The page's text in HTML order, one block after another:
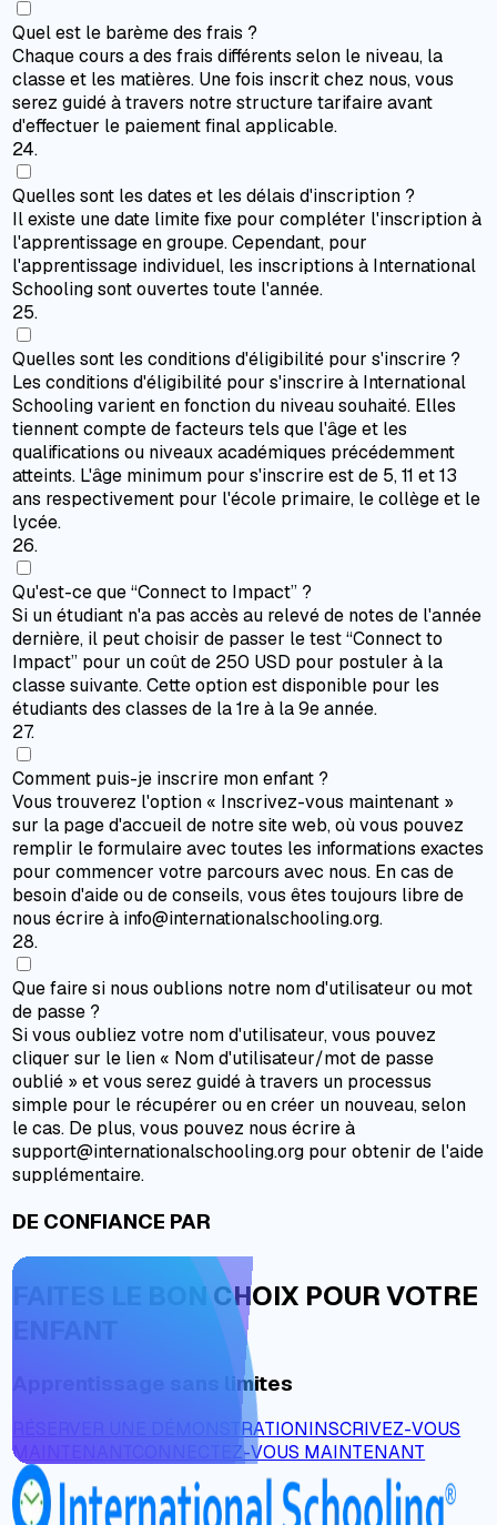
Quel est le barème des frais ?
Chaque cours a des frais différents selon le niveau, la
classe et les matières. Une fois inscrit chez nous, vous
serez guidé à travers notre structure tarifaire avant
d'effectuer le paiement final applicable.
24.
Quelles sont les dates et les délais d'inscription ?
Il existe une date limite fixe pour compléter l'inscription à
l'apprentissage en groupe. Cependant, pour
l'apprentissage individuel, les inscriptions à International
Schooling sont ouvertes toute l'année.
25.
Quelles sont les conditions d'éligibilité pour s'inscrire ?
Les conditions d'éligibilité pour s'inscrire à International
Schooling varient en fonction du niveau souhaité. Elles
tiennent compte de facteurs tels que l'âge et les
qualifications ou niveaux académiques précédemment
atteints. L'âge minimum pour s'inscrire est de 5, 11 et 13
ans respectivement pour l'école primaire, le collège et le
lycée.
26.
Qu'est-ce que “Connect to Impact” ?
Si un étudiant n'a pas accès au relevé de notes de l'année
dernière, il peut choisir de passer le test “Connect to
Impact” pour un coût de 250 USD pour postuler à la
classe suivante. Cette option est disponible pour les
étudiants des classes de la 1re à la 9e année.
27.
Comment puis-je inscrire mon enfant ?
Vous trouverez l'option « Inscrivez-vous maintenant »
sur la page d'accueil de notre site web, où vous pouvez
remplir le formulaire avec toutes les informations exactes
pour commencer votre parcours avec nous. En cas de
besoin d'aide ou de conseils, vous êtes toujours libre de
nous écrire à info@internationalschooling.org.
28.
Que faire si nous oublions notre nom d'utilisateur ou mot
de passe ?
Si vous oubliez votre nom d'utilisateur, vous pouvez
cliquer sur le lien « Nom d'utilisateur/mot de passe
oublié » et vous serez guidé à travers un processus
simple pour le récupérer ou en créer un nouveau, selon
le cas. De plus, vous pouvez nous écrire à
support@internationalschooling.org pour obtenir de l'aide
supplémentaire.
DE CONFIANCE PAR
FAITES LE BON CHOIX POUR VOTRE
ENFANT
Apprentissage sans limites
RÉSERVER UNE DÉMONSTRATIONINSCRIVEZ-VOUS
MAINTENANT
CONNECTEZ-VOUS MAINTENANT